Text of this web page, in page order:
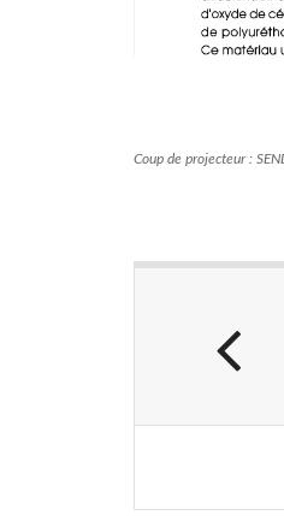
Coup de projecteur :